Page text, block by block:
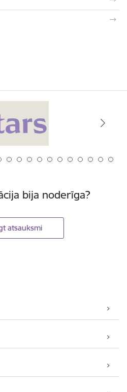
bija noderīga?
atsauksmi